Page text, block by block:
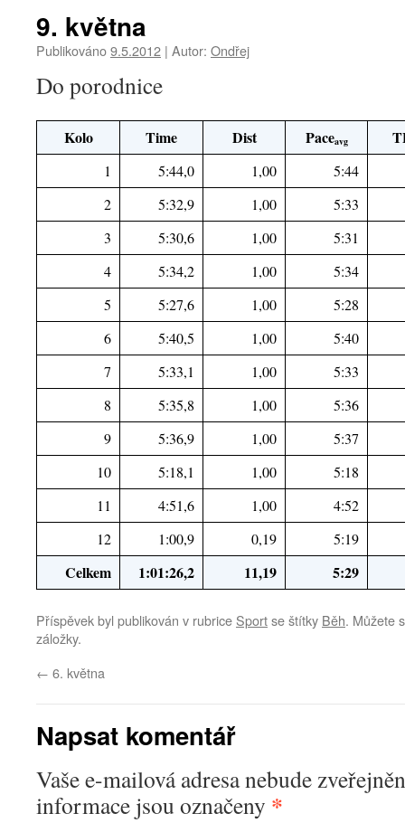
9. května
Publikováno9.5.2012 | Autor: Ondřej
Do porodnice
Kolo Time Dist Paceavg
1 5:44,0 1,00
5:44
2
5:32,9 1,00
5:33
3
5:30,6 1,00
5:31
4
5:34,2 1,00
5:34
5
5:27,6 1,00
5:28
6
5:40,5 1,00
5:40
7
5:33,1 1,00
5:33
8
5:35,8 1,00
5:36
9
5:36,9 1,00
5:37
10
5:18,1 1,00
5:18
11
4:51,6 1,00
4:52
12
1:00,9 0,19 5:19
Celkem 1:01:26,2 11,19 5:29
Příspěvek byl publikován v rubrice Sportse štítky Běh. Můžete
záložky.
← 6. května
Napsat komentář
Vaše e-mailová adresa nebude
informace jsou označeny *